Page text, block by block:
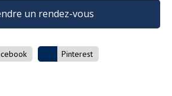
un rendez-vous
Pinterest